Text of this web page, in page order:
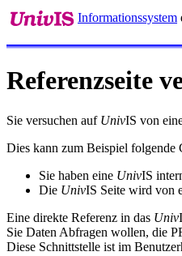
Informationssystem
Referenzseite
Sie versuchen auf UnivIS von
Dies kann zum Beispiel folgende
Sie haben eine UnivIS
Die UnivIS Seite wird von
Eine direkte Referenz in das Univ
Sie Daten Abfragen wollen, die
Diese Schnittstelle ist im